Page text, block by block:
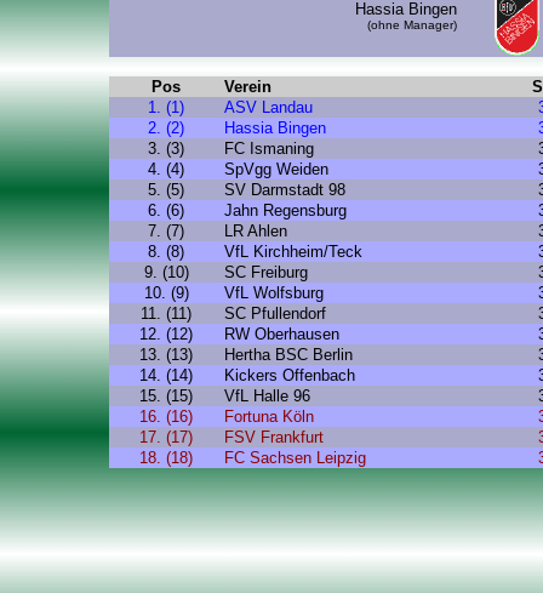
Hassia Bingen
(ohne Manager)
Pos Verein
1. (1)
ASV Landau
2. (2)
Hassia Bingen
3. (3)
FC Ismaning
4. (4)
SpVgg Weiden
5. (5)
SV Darmstadt 98
6. (6)
Jahn Regensburg
7. (7)
LR Ahlen
8. (8)
VfL Kirchheim/Teck
9. (10)
SC Freiburg
10. (9)
VfL Wolfsburg
11. (11)
SC Pfullendorf
12. (12)
RW Oberhausen
13. (13)
Hertha BSC Berlin
14. (14)
Kickers Offenbach
15. (15)
VfL Halle 96
16. (16)
Fortuna Köln
17. (17)
FSV Frankfurt
18. (18)
FC Sachsen Leipzig